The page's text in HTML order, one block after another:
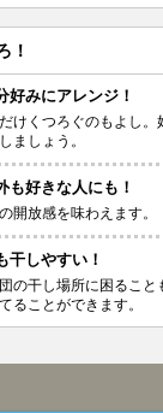
！
好みにアレンジ！
けくつろぐのもよし
ましょう。
も好きな人にも！
開放感を味わえます。
干しやすい！
の干し場所に困ること
ることができます。